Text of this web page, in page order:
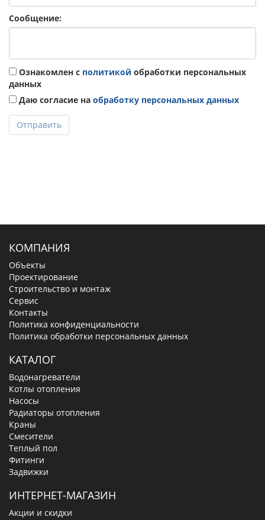
Сообщение:
Ознакомлен с политикой обработки персональных
данных
Даю согласие на обработку персональных данных
Отправить
КОМПАНИЯ
Объекты
Проектирование
Строительство и монтаж
Сервис
Контакты
Политика конфиденциальности
Политика обработки персональных данных
КАТАЛОГ
Водонагреватели
Котлы отопления
Насосы
Радиаторы отопления
Краны
Смесители
Теплый пол
Фитинги
Задвижки
ИНТЕРНЕТ-МАГАЗИН
Акции и скидки